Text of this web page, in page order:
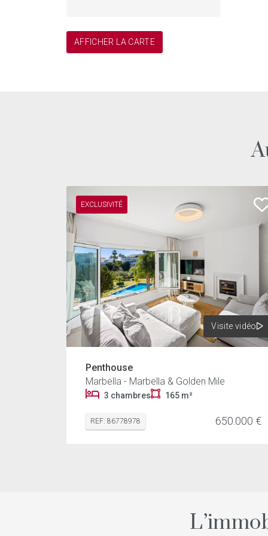
immobilier de Puerto Banús.
AFFICHER LA CARTE
EXCLUSIVITÉ
Visite vidéo
Penthouse
Marbella - Marbella & Golden Mile
3 chambres 165 m²
REF: 86778978 650.000 €